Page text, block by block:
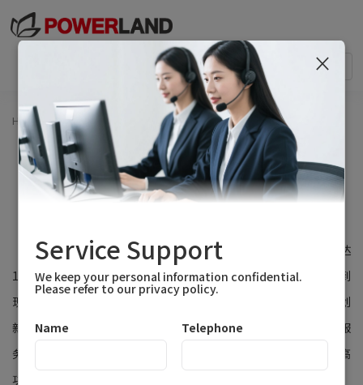
Home >News Center 2021广州国际照明展
2021广州国际照明展
Time：2023-02-03 17:10:46 Reading Volume：7931
广州国际照明展将于2021年8月3-5日在广州举办，展会面积达
18.5万平方米，2036家参展企业，预计140,000余名参观者将来到
现场，包括工程师、承包商、经销商和行业最终用户。
作为技术创
新和产品优势的领先者，Powerland为电力电子提供全方位的服
务、产品和解决方案，例如LED驱动器、充电和DCDC解决方案、高
功率密度应用、电源模块、便携式适配器和工业/医疗电源 .
×
Service Support
We keep your personal information confidential.
Please refer to our privacy policy.
Name Telephone